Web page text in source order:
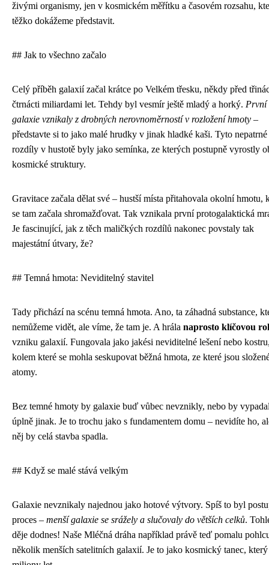
živými organismy, jen v kosmickém měřítku a časovém rozsahu,
těžko dokážeme představit.
## Jak to všechno začalo
Celý příběh galaxií začal krátce po Velkém třesku, někdy před
čtrnácti miliardami let. Tehdy byl vesmír ještě mladý a horký. První
galaxie vznikaly z drobných nerovnoměrností v rozložení hmoty –
představte si to jako malé hrudky v jinak hladké kaši. Tyto nepatrné
rozdíly v hustotě byly jako semínka, ze kterých postupně vyrostly
kosmické struktury.
Gravitace začala dělat své – hustší místa přitahovala okolní hmotu,
se tam začala shromažďovat. Tak vznikala první protogalaktická
Je fascinující, jak z těch maličkých rozdílů nakonec povstaly tak
majestátní útvary, že?
## Temná hmota: Neviditelný stavitel
Tady přichází na scénu temná hmota. Ano, ta záhadná substance,
nemůžeme vidět, ale víme, že tam je. A hrála naprosto klíčovou
vzniku galaxií. Fungovala jako jakési neviditelné lešení nebo
kolem které se mohla seskupovat běžná hmota, ze které jsou
atomy.
Bez temné hmoty by galaxie buď vůbec nevznikly, nebo by
úplně jinak. Je to trochu jako s fundamentem domu – nevidíte ho,
něj by celá stavba spadla.
## Když se malé stává velkým
Galaxie nevznikaly najednou jako hotové výtvory. Spíš to byl
proces – menší galaxie se srážely a slučovaly do větších celků.
děje dodnes! Naše Mléčná dráha například právě teď pomalu
několik menších satelitních galaxií. Je to jako kosmický tanec,